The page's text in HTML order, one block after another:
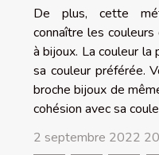
De plus, cette
connaître les
à bijoux. La couleur
sa couleur préférée.
broche bijoux de
cohésion avec sa
2 septembre 2022